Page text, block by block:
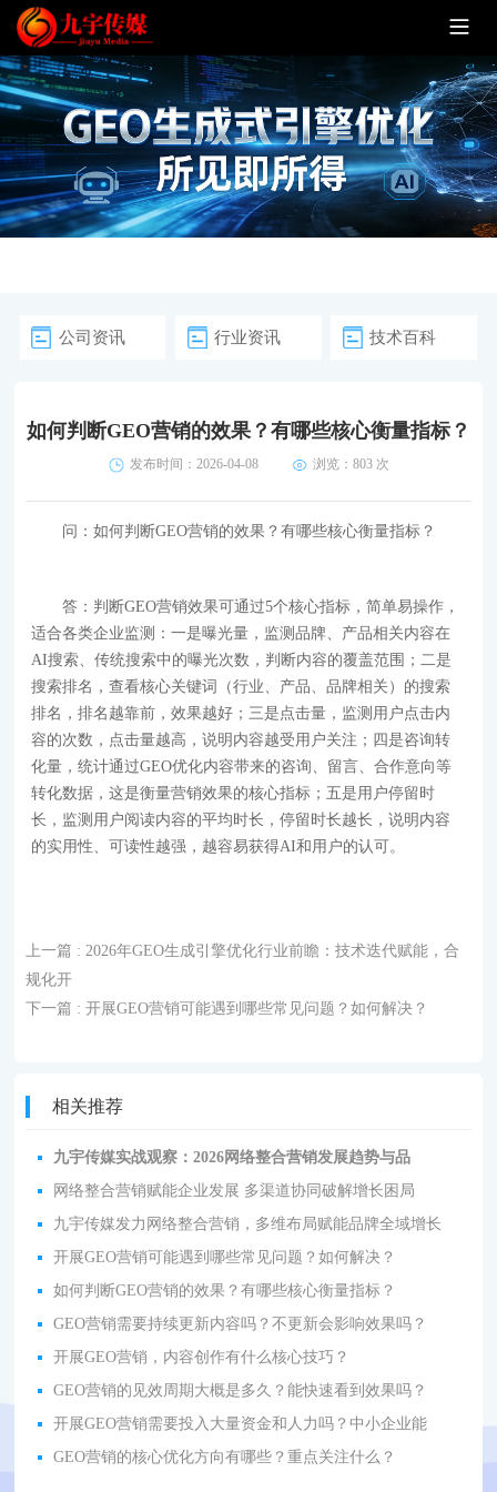
公司资讯 行业资讯 技术百科
如何判断GEO营销的效果？有哪些核心衡量指标？
发布时间：2026-04-08 浏览： 803 次
问：如何判断GEO营销的效果？有哪些核心衡量指标？
答：判断GEO营销效果可通过5个核心指标，简单易操作，
适合各类企业监测：一是曝光量，监测品牌、产品相关内容在
AI搜索、传统搜索中的曝光次数，判断内容的覆盖范围；二是
搜索排名，查看核心关键词（行业、产品、品牌相关）的搜索
排名，排名越靠前，效果越好；三是点击量，监测用户点击内
容的次数，点击量越高，说明内容越受用户关注；四是咨询转
化量，统计通过GEO优化内容带来的咨询、留言、合作意向等
转化数据，这是衡量营销效果的核心指标；五是用户停留时
长，监测用户阅读内容的平均时长，停留时长越长，说明内容
的实用性、可读性越强，越容易获得AI和用户的认可。
上一篇 : 2026年GEO生成引擎优化行业前瞻：技术迭代赋能，合
规化开
下一篇 : 开展GEO营销可能遇到哪些常见问题？如何解决？
相关推荐
九宇传媒实战观察：2026网络整合营销发展趋势与品
网络整合营销赋能企业发展 多渠道协同破解增长困局
九宇传媒发力网络整合营销，多维布局赋能品牌全域增长
开展GEO营销可能遇到哪些常见问题？如何解决？
如何判断GEO营销的效果？有哪些核心衡量指标？
GEO营销需要持续更新内容吗？不更新会影响效果吗？
开展GEO营销，内容创作有什么核心技巧？
GEO营销的见效周期大概是多久？能快速看到效果吗？
开展GEO营销需要投入大量资金和人力吗？中小企业能
GEO营销的核心优化方向有哪些？重点关注什么？